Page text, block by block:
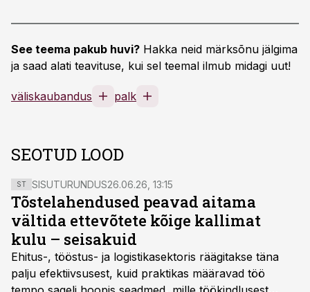
See teema pakub huvi? Hakka neid märksõnu jälgima
ja saad alati teavituse, kui sel teemal ilmub midagi uut!
väliskaubandus palk
SEOTUD LOOD
ST SISUTURUNDUS26.06.26, 13:15
Tõstelahendused peavad aitama
vältida ettevõtete kõige kallimat
kulu – seisakuid
Ehitus-, tööstus- ja logistikasektoris räägitakse täna
palju efektiivsusest, kuid praktikas määravad töö